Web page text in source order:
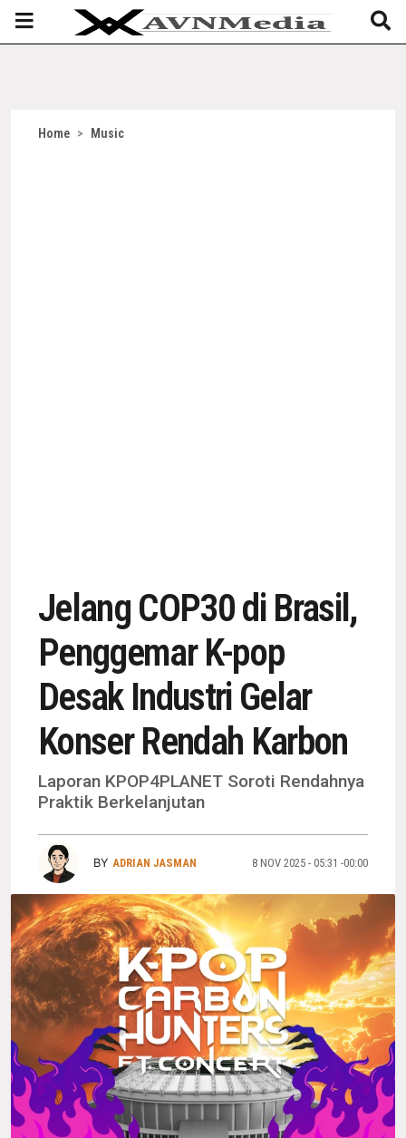
Home > Music
Jelang COP30 di Brasil,
Penggemar K-pop
Desak Industri Gelar
Konser Rendah Karbon
Laporan KPOP4PLANET Soroti Rendahnya
Praktik Berkelanjutan
BY ADRIAN JASMAN 8 NOV 2025 - 05:31 -00:00